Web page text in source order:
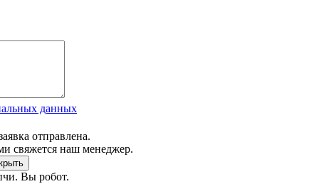
данных
отправлена.
свяжется наш менеджер.
Вы робот.